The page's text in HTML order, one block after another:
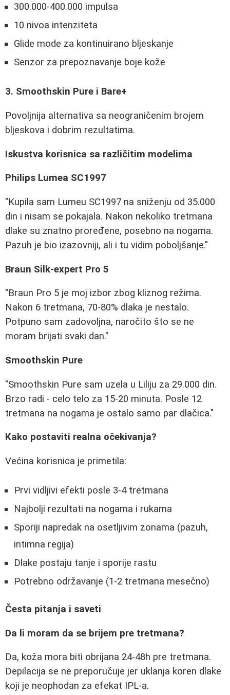
300.000-400.000 impulsa
10 nivoa intenziteta
Glide mode za kontinuirano bljeskanje
Senzor za prepoznavanje boje kože
3. Smoothskin Pure i Bare+
Povoljnija alternativa sa neograničenim brojem
bljeskova i dobrim rezultatima.
Iskustva korisnica sa različitim modelima
Philips Lumea SC1997
"Kupila sam Lumeu SC1997 na sniženju od 35.000
din i nisam se pokajala. Nakon nekoliko tretmana
dlake su znatno proređene, posebno na nogama.
Pazuh je bio izazovniji, ali i tu vidim poboljšanje."
Braun Silk-expert Pro 5
"Braun Pro 5 je moj izbor zbog kliznog režima.
Nakon 6 tretmana, 70-80% dlaka je nestalo.
Potpuno sam zadovoljna, naročito što se ne
moram brijati svaki dan."
Smoothskin Pure
"Smoothskin Pure sam uzela u Liliju za 29.000 din.
Brzo radi - celo telo za 15-20 minuta. Posle 12
tretmana na nogama je ostalo samo par dlačica."
Kako postaviti realna očekivanja?
Većina korisnica je primetila:
Prvi vidljivi efekti posle 3-4 tretmana
Najbolji rezultati na nogama i rukama
Sporiji napredak na osetljivim zonama (pazuh,
intimna regija)
Dlake postaju tanje i sporije rastu
Potrebno održavanje (1-2 tretmana mesečno)
Česta pitanja i saveti
Da li moram da se brijem pre tretmana?
Da, koža mora biti obrijana 24-48h pre tretmana.
Depilacija se ne preporučuje jer uklanja koren dlake
koji je neophodan za efekat IPL-a.